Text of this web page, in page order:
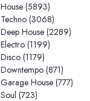
House (5893)
Techno (3068)
Deep House (2289)
Electro (1199)
Disco (1179)
Downtempo (871)
Garage House (777)
Soul (723)